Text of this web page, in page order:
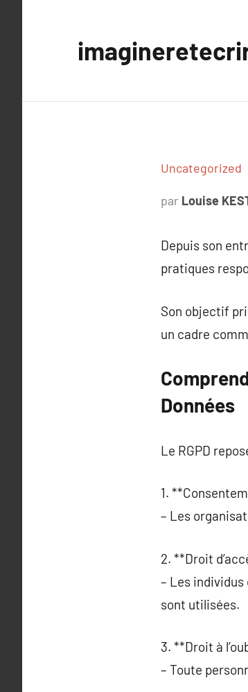
Uncategorized
par Louise
Depuis son
pratiques
Son objectif
un cadre
Données
Le RGPD
1.
– Les
2. **Droit
– Les
sont utilisées.
3. **Droit à
– Toute